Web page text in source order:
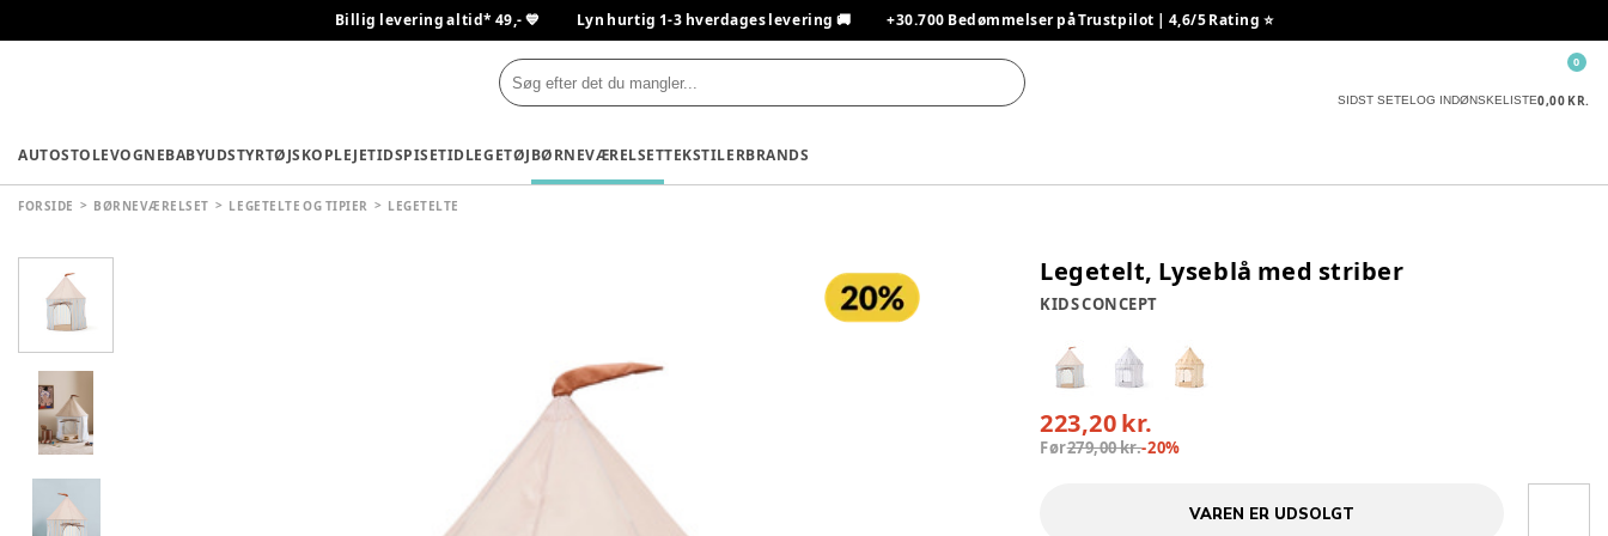
Billig levering altid* 49,- 💙 Lyn hurtig 1-3 hverdages levering 🚚 +30.700 Bedømmelser på Trustpilot | 4,6/5 Rating ⭐️
SIDST SETELOG INDØNSKELISTE0,00 KR.
0
AUTOSTOLEVOGNEBABYUDSTYRTØJSKOPLEJETIDSPISETIDLEGETØJBØRNEVÆRELSETTEKSTILERBRANDS
FORSIDE BØRNEVÆRELSET LEGETELTE OG TIPIER LEGETELTE
Legetelt, Lyseblå med striber
KIDS CONCEPT
223,20 kr.
Før279,00 kr.-20%
VAREN ER UDSOLGT